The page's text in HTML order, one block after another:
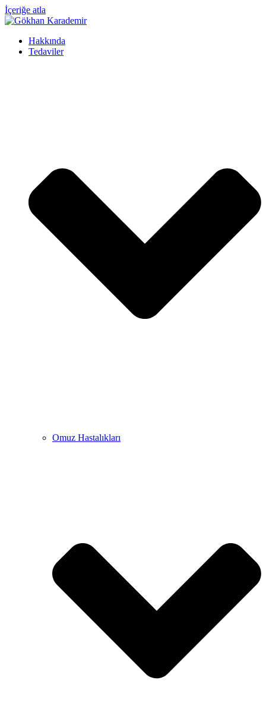
İçeriğe atla
Hakkında
Tedaviler
Omuz Hastalıkları